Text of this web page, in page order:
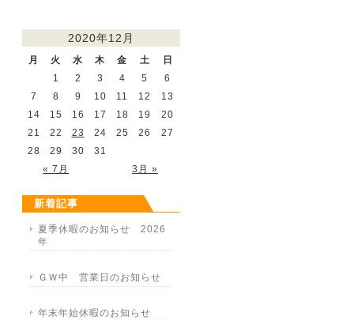
2020年12月
月 火 水 木 金 土 日
« 7月 3月 »
1 2 3 4 5
6
7
8 9 10 11 12
13
14
15 16 17 18 19
20
21
22 23 24 25 26
27
28
29 30 31
新着記事
夏季休暇のお知らせ 2026
年
ＧＷ中 営業日のお知らせ
年末年始休暇のお知らせ